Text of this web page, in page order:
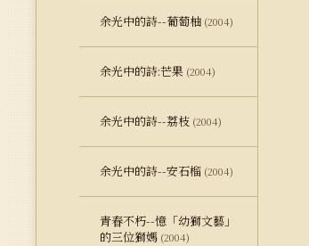
余光中的詩--葡萄柚 (2004)
余光中的詩:芒果 (2004)
余光中的詩--荔枝 (2004)
余光中的詩--安石榴 (2004)
青春不朽--憶「幼獅文藝」
的三位獅媽 (2004)